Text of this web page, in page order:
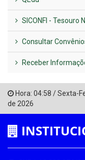
SICONFI - Tesouro
Consultar
Receber
Hora: 04:58 /Sexta-
de 2026